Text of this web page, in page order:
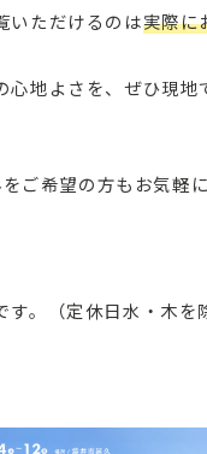
いただけるのは実際に
地よさを、ぜひ現地
望の方もお気軽に
。（定休日水・木を